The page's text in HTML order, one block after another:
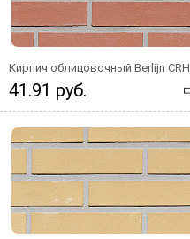
Кирпич облицовочный Berlijn CRH
41.91 руб.